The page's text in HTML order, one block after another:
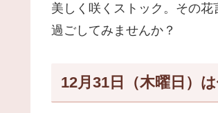
美しく咲くストック。その
過ごしてみませんか？
12月31日（木曜日）